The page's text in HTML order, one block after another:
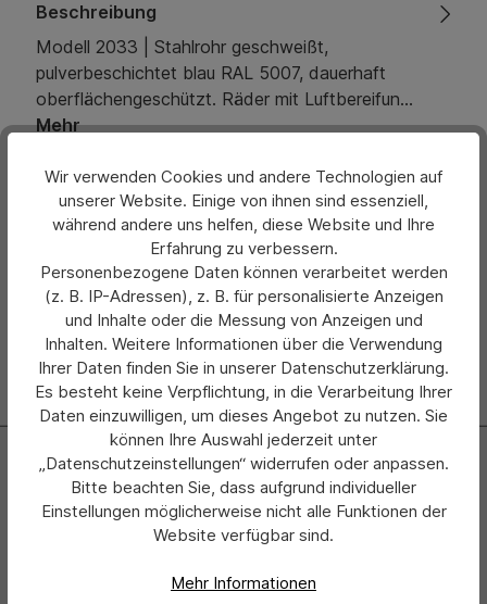
Beschreibung
Modell 2033 | Stahlrohr geschweißt,
pulverbeschichtet blau RAL 5007, dauerhaft
oberflächengeschützt. Räder mit Luftbereifun…
Mehr
Eigenschaften
Bewertungen
Hersteller
Newsletter
Abonnieren Sie jetzt einfach unseren regelmäßig
erscheinenden Newsletter und Sie werden stets als Erster
über neue Produkte und Angebote informiert.
Zur Newsletter Anmeldung
Wir verwenden Cookies und andere Technologien auf
unserer Website. Einige von ihnen sind essenziell,
während andere uns helfen, diese Website und Ihre
Erfahrung zu verbessern.
Personenbezogene Daten können verarbeitet werden
(z. B. IP-Adressen), z. B. für personalisierte Anzeigen
und Inhalte oder die Messung von Anzeigen und
Inhalten. Weitere Informationen über die Verwendung
Ihrer Daten finden Sie in unserer Datenschutzerklärung.
Es besteht keine Verpflichtung, in die Verarbeitung Ihrer
Daten einzuwilligen, um dieses Angebot zu nutzen. Sie
können Ihre Auswahl jederzeit unter
„Datenschutzeinstellungen“ widerrufen oder anpassen.
Bitte beachten Sie, dass aufgrund individueller
Einstellungen möglicherweise nicht alle Funktionen der
Website verfügbar sind.
Mehr Informationen